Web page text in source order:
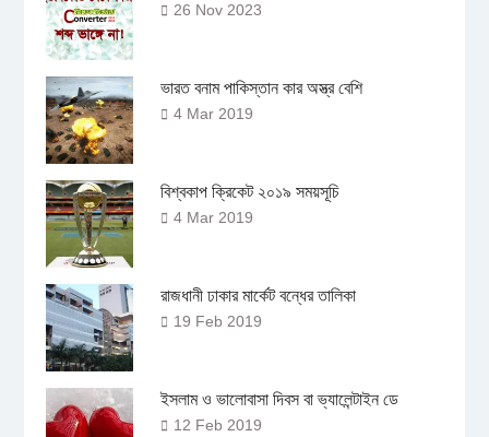
26 Nov 2023
ভারত বনাম পাকিস্তান কার অস্ত্র বেশি
4 Mar 2019
বিশ্বকাপ ক্রিকেট ২০১৯ সময়সূচি
4 Mar 2019
রাজধানী ঢাকার মার্কেট বন্ধের তালিকা
19 Feb 2019
ইসলাম ও ভালোবাসা দিবস বা ভ্যালেন্টাইন ডে
12 Feb 2019